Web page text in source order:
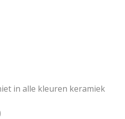
in alle kleuren keramiek